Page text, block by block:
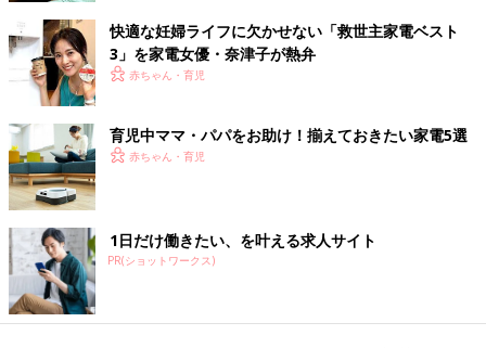
快適な妊婦ライフに欠かせない「救世主家電ベスト
3」を家電女優・奈津子が熱弁
赤ちゃん・育児
育児中ママ・パパをお助け！揃えておきたい家電5選
赤ちゃん・育児
1日だけ働きたい、を叶える求人サイト
PR(ショットワークス)